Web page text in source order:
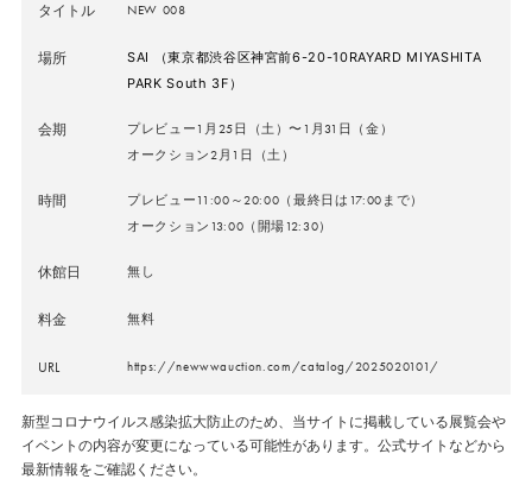
タイトル NEW 008
場所
SAI （東京都渋谷区神宮前6-20-10RAYARD MIYASHITA
PARK South 3F ）
会期
プレビュー1月25日（土）〜1月31日（金）
オークション2月1日（土）
時間
プレビュー11:00～20:00（最終日は17:00まで）
オークション13:00（開場12:30）
休館日 無し
料金 無料
URL https://newwwauction.com/catalog/2025020101/
新型コロナウイルス感染拡大防止のため、当サイトに掲載している展覧会や
イベントの内容が変更になっている可能性があります。公式サイトなどから
最新情報をご確認ください。